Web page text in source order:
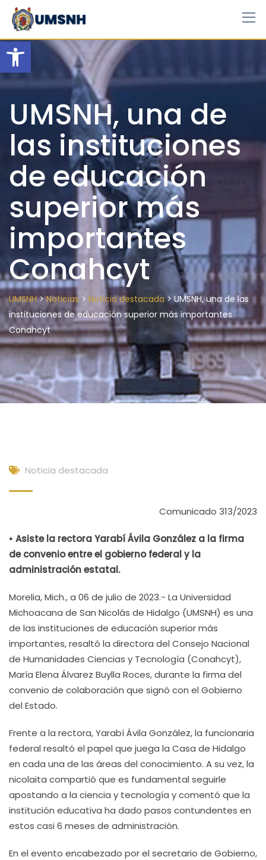
Open toolbar
Skip
content
UMSNH, una de
las instituciones
de educación
superior más
importantes
Conahcyt
UMSNH>Noticias > Noticia destacada>UMSNH, una de las
instituciones de educación superior más importantes
Conahcyt
Noticia destacada
Comunicado 313/2023
• Asiste la rectora Yarabí Ávila González a la firma
de convenio entre el gobierno federal y la
administración estatal.
Morelia, Mich., a 06 de julio de 2023.- La Universidad
Michoacana de San Nicolás de Hidalgo (UMSNH) es una
de las instituciones de educación superior más
importantes, resaltó la directora del Consejo Nacional
de Humanidades Ciencias y Tecnología (Conahcyt),
María Elena Álvarez Buylla Roces, durante la firma del
convenio de colaboración que signó con el Gobierno
del Estado.
Frente a la rectora, Yarabí Ávila González, la funcionaria
federal resaltó el papel que juega la Casa de Hidalgo
en cada una de las áreas del conocimiento. A su vez, la
nicolaita compartió que es fundamental seguirle
apostando a la ciencia y tecnología y comentó que la
institución educativa ha dado pasos contundentes en
estos casi 6 meses de administración.
En el evento encabezado por el secretario de Gobierno,